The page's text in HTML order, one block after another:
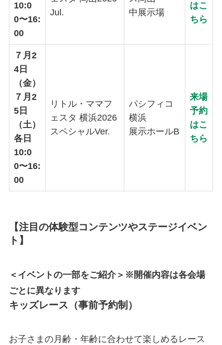
10:0
0〜16:
00
Jul.
中展示場
はこ
ちら
７月2
4日
（金）
７月2
5日
（土）
各日
10:0
0〜16:
00
リトル・ママフ
ェスタ 横浜2026
スペシャルVer.
パシフィコ
横浜
展示ホールB
来場
予約
はこ
ちら
【注目の体験型コンテンツやステージイベン
ト】
＜イベントの一部をご紹介＞※開催内容は各会場
ごとに異なります
キッズレース（事前予約制）
お子さまの月齢・年齢に合わせて楽しめるレース